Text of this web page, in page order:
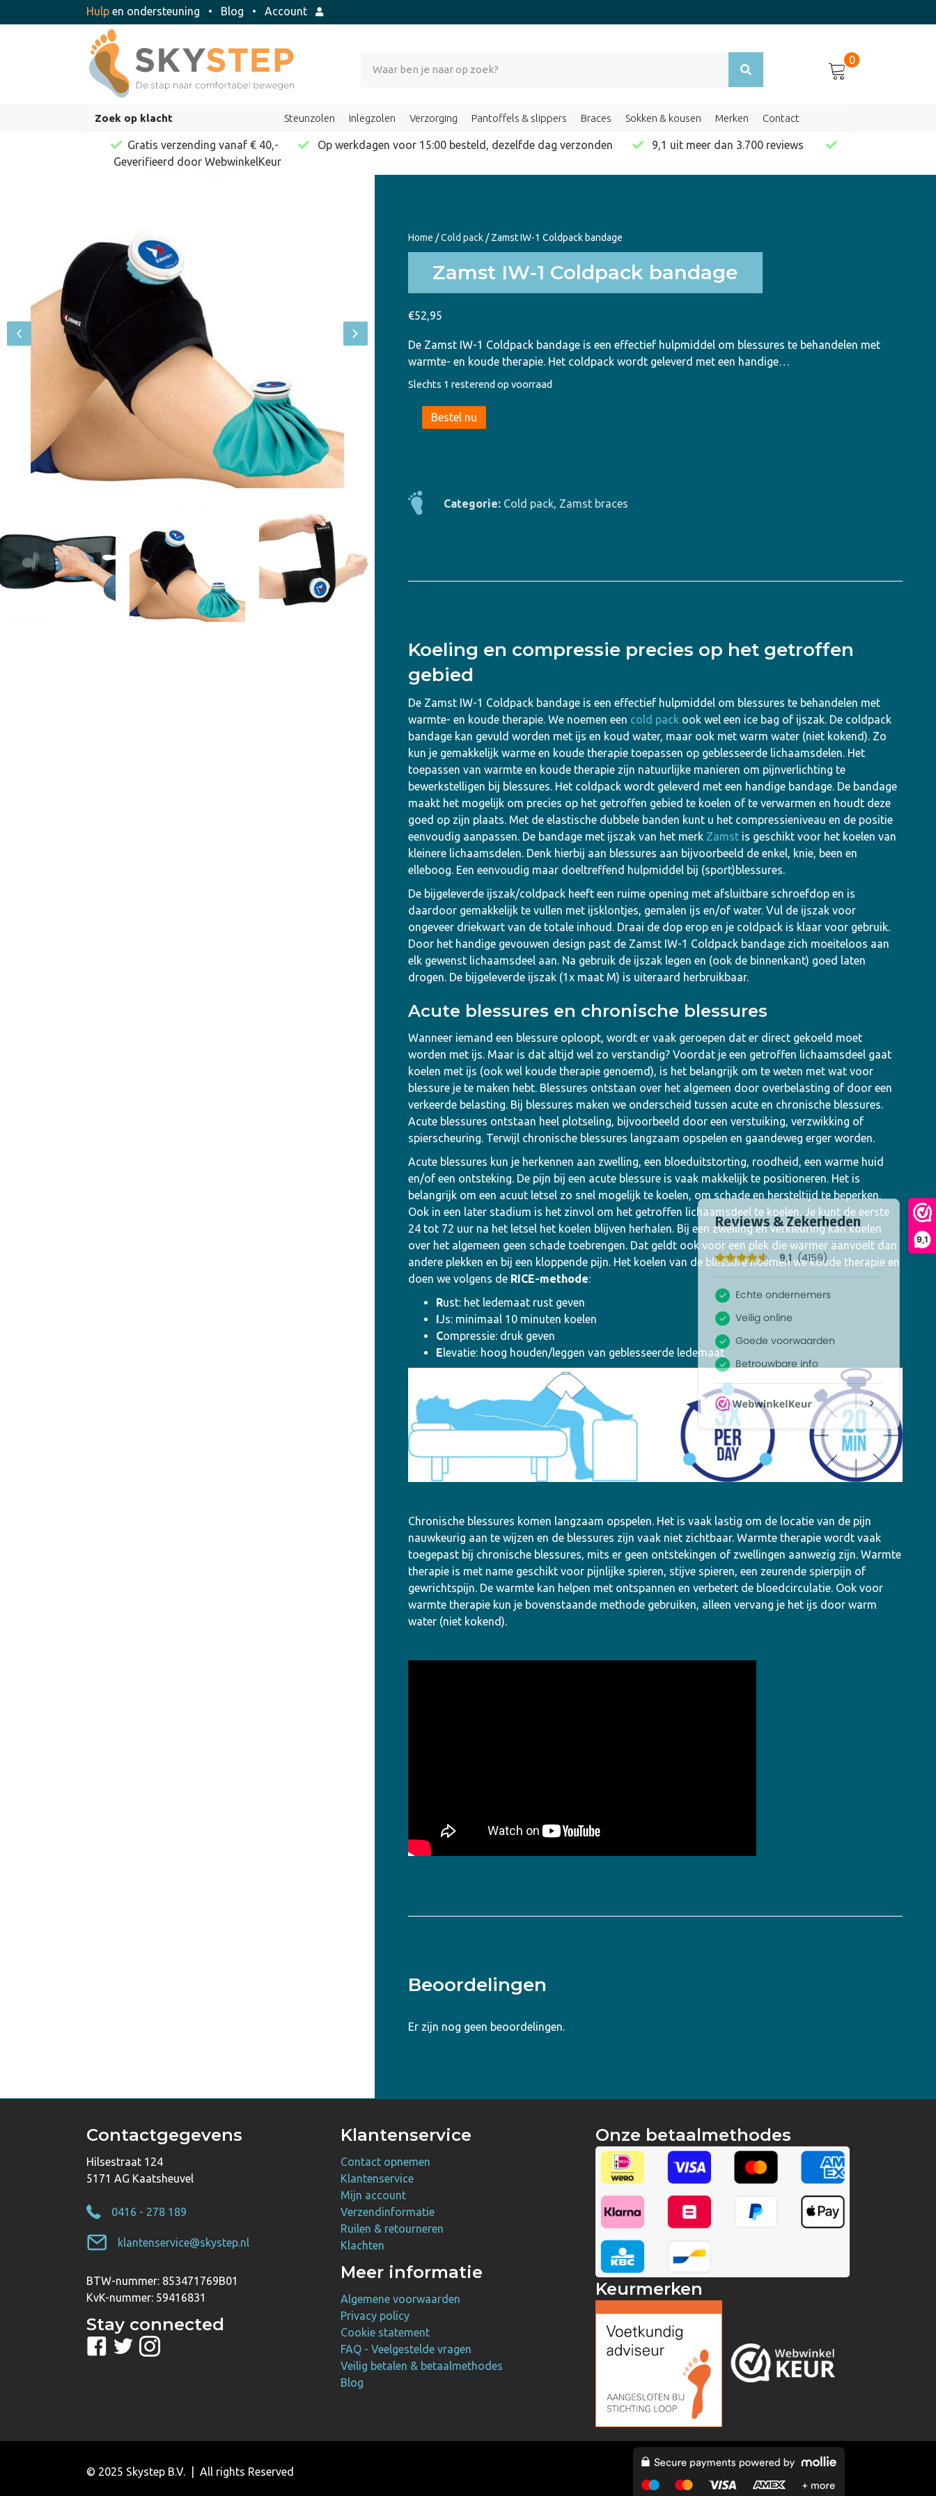
9,1
Hulp en ondersteuning • Blog •Account
0
Zoek op klacht Steunzolen Inlegzolen Verzorging Pantoffels & slippers Braces Sokken & kousen Merken Contact
Gratis verzending vanaf € 40,- Op werkdagen voor 15:00 besteld, dezelfde dag verzonden
9,1 uit meer dan 3.700 reviews
Geverifieerd door WebwinkelKeur
Home /Cold pack/ Zamst IW-1 Coldpack bandage
Zamst IW-1 Coldpack bandage
€52,95
De Zamst IW-1 Coldpack bandage is een effectief hulpmiddel om blessures te behandelen met
warmte- en koude therapie. Het coldpack wordt geleverd met een handige…
Slechts 1 resterend op voorraad
Zamst
IW-
aantal
Bestel nu
Categorie: Cold pack, Zamst braces
Koeling en compressie precies op het getroffen
gebied
De Zamst IW-1 Coldpack bandage is een effectief hulpmiddel om blessures te behandelen met
warmte- en koude therapie. We noemen een cold pack ook wel een ice bag of ijszak. De coldpack
bandage kan gevuld worden met ijs en koud water, maar ook met warm water (niet kokend). Zo
kun je gemakkelijk warme en koude therapie toepassen op geblesseerde lichaamsdelen. Het
toepassen van warmte en koude therapie zijn natuurlijke manieren om pijnverlichting te
bewerkstelligen bij blessures. Het coldpack wordt geleverd met een handige bandage. De bandage
maakt het mogelijk om precies op het getroffen gebied te koelen of te verwarmen en houdt deze
goed op zijn plaats. Met de elastische dubbele banden kunt u het compressieniveau en de positie
eenvoudig aanpassen. De bandage met ijszak van het merk Zamstis geschikt voor het koelen van
kleinere lichaamsdelen. Denk hierbij aan blessures aan bijvoorbeeld de enkel, knie, been en
elleboog. Een eenvoudig maar doeltreffend hulpmiddel bij (sport)blessures.
De bijgeleverde ijszak/coldpack heeft een ruime opening met afsluitbare schroefdop en is
daardoor gemakkelijk te vullen met ijsklontjes, gemalen ijs en/of water. Vul de ijszak voor
ongeveer driekwart van de totale inhoud. Draai de dop erop en je coldpack is klaar voor gebruik.
Door het handige gevouwen design past de Zamst IW-1 Coldpack bandage zich moeiteloos aan
elk gewenst lichaamsdeel aan. Na gebruik de ijszak legen en (ook de binnenkant) goed laten
drogen. De bijgeleverde ijszak (1x maat M) is uiteraard herbruikbaar.
Acute blessures en chronische blessures
Wanneer iemand een blessure oploopt, wordt er vaak geroepen dat er direct gekoeld moet
worden met ijs. Maar is dat altijd wel zo verstandig? Voordat je een getroffen lichaamsdeel gaat
koelen met ijs (ook wel koude therapie genoemd), is het belangrijk om te weten met wat voor
blessure je te maken hebt. Blessures ontstaan over het algemeen door overbelasting of door een
verkeerde belasting. Bij blessures maken we onderscheid tussen acute en chronische blessures.
Acute blessures ontstaan heel plotseling, bijvoorbeeld door een verstuiking, verzwikking of
spierscheuring. Terwijl chronische blessures langzaam opspelen en gaandeweg erger worden.
Acute blessures kun je herkennen aan zwelling, een bloeduitstorting, roodheid, een warme huid
en/of een ontsteking. De pijn bij een acute blessure is vaak makkelijk te positioneren. Het is
belangrijk om een acuut letsel zo snel mogelijk te koelen, om schade en hersteltijd te beperken.
Ook in een later stadium is het zinvol om het getroffen lichaamsdeel te koelen. Je kunt de eerste
24 tot 72 uur na het letsel het koelen blijven herhalen. Bij een zwelling en verkleuring kan koelen
over het algemeen geen schade toebrengen. Dat geldt ook voor een plek die warmer aanvoelt dan
andere plekken en bij een kloppende pijn. Het koelen van de blessure noemen we koude therapie en
doen we volgens de RICE-methode:
Rust: het ledemaat rust geven
Js: minimaal 10 minuten koelen
Compressie: druk geven
Elevatie: hoog houden/leggen van geblesseerde ledemaat
Chronische blessures komen langzaam opspelen. Het is vaak lastig om de locatie van de pijn
nauwkeurig aan te wijzen en de blessures zijn vaak niet zichtbaar. Warmte therapie wordt vaak
toegepast bij chronische blessures, mits er geen ontstekingen of zwellingen aanwezig zijn. Warmte
therapie is met name geschikt voor pijnlijke spieren, stijve spieren, een zeurende spierpijn of
gewrichtspijn. De warmte kan helpen met ontspannen en verbetert de bloedcirculatie. Ook voor
warmte therapie kun je bovenstaande methode gebruiken, alleen vervang je het ijs door warm
water (niet kokend).
Beoordelingen
Er zijn nog geen beoordelingen.
Contactgegevens
Hilsestraat 124
5171 AG Kaatsheuvel
0416 - 278 189
klantenservice@skystep.nl
BTW-nummer: 853471769B01
KvK-nummer: 59416831
Stay connected
Klantenservice
Contact opnemen
Klantenservice
Mijn account
Verzendinformatie
Ruilen & retourneren
Klachten
Meer informatie
Algemene voorwaarden
Privacy policy
Cookie statement
FAQ - Veelgestelde vragen
Veilig betalen & betaalmethodes
Blog
Onze betaalmethodes
Keurmerken
© 2025 Skystep B.V. | All rights Reserved